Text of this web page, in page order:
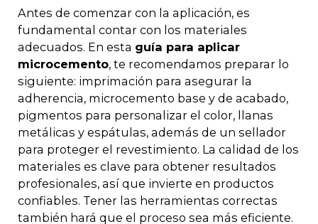
Antes de comenzar con la aplicación, es
fundamental contar con los materiales
adecuados. En esta guía para aplicar
microcemento, te recomendamos preparar lo
siguiente: imprimación para asegurar la
adherencia, microcemento base y de acabado,
pigmentos para personalizar el color, llanas
metálicas y espátulas, además de un sellador
para proteger el revestimiento. La calidad de los
materiales es clave para obtener resultados
profesionales, así que invierte en productos
confiables. Tener las herramientas correctas
también hará que el proceso sea más eficiente.